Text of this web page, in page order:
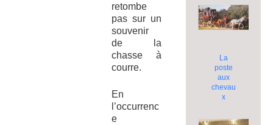
retombe
pas sur un
souvenir
de la
chasse à
courre.
En
l’occurrenc
e
La
poste
aux
chevau
x